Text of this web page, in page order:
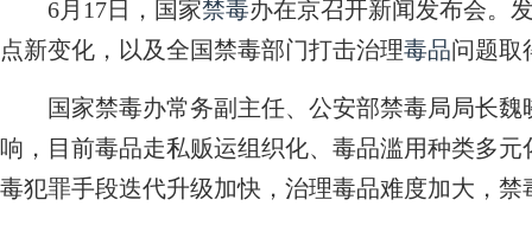
6月17日，国家禁毒办在京召开新闻发布会。
点新变化，以及全国禁毒部门打击治理毒品问题取
国家禁毒办常务副主任、公安部禁毒局局长魏
响，目前毒品走私贩运组织化、毒品滥用种类多
毒犯罪手段迭代升级加快，治理毒品难度加大，